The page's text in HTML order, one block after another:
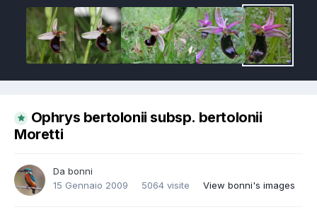
Ophrys bertolonii subsp. bertolonii
Moretti
Da bonni
15 Gennaio 2009
5064 visite View bonni's images